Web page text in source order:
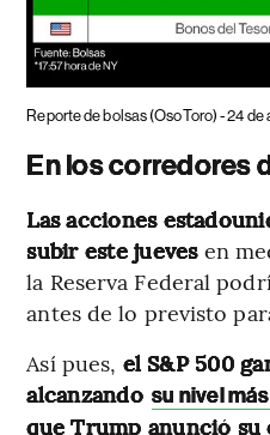
Reporte de bolsas (OsoToro) - 24 de
En los corredores
Las acciones
subir este jueves en
la Reserva Federal
antes de lo previsto
Así pues, el S&P 500
alcanzando su nivel
que Trump anunció su